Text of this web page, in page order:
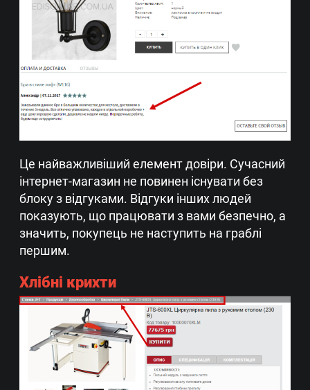
Це найважливіший елемент довіри. Сучасний
інтернет-магазин не повинен існувати без
блоку з відгуками. Відгуки інших людей
показують, що працювати з вами безпечно, а
значить, покупець не наступить на граблі
першим.
Хлібні крихти